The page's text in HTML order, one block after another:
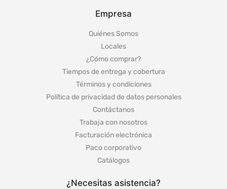
Empresa
Quiénes Somos
Locales
¿Cómo comprar?
Tiempos de entrega y cobertura
Términos y condiciones
Política de privacidad de datos personales
Contáctanos
Trabaja con nosotros
Facturación electrónica
Paco corporativo
Catálogos
¿Necesitas asistencia?